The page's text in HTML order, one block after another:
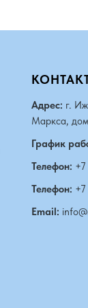
Адрес: г.
Маркса,
График
Телефон:
Телефон:
Email: